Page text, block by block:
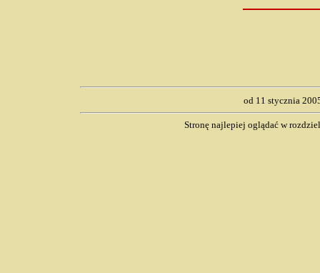
od 11 stycznia
Stronę najlepiej oglądać w